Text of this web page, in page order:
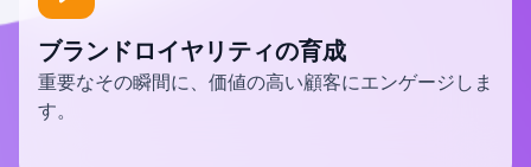
ブランドロイヤリティの育成
重要なその瞬間に、価値の高い顧客にエンゲージしま
す。